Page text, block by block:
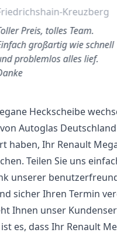
Kreuzberg
Preis, tolles Team.
großartig wie schnell
problemlos alles lief.
Heckscheibe
Autoglas
haben, Ihr Renault
Teilen Sie uns
unserer
sicher Ihren Termin
Ihnen unser
es, dass Ihr Renault